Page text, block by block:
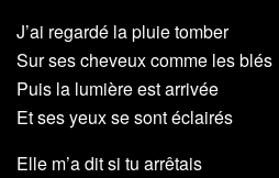
J’ai regardé la pluie tomber
Sur ses cheveux comme les blés
Puis la lumière est arrivée
Et ses yeux se sont éclairés
Elle m’a dit si tu arrêtais